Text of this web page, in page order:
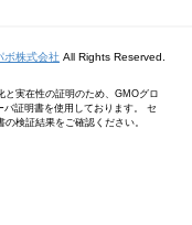
ボ株式会社 All Rights Reserved.
と実在性の証明のため、GMOグロ
証明書を使用しております。 セ
検証結果をご確認ください。